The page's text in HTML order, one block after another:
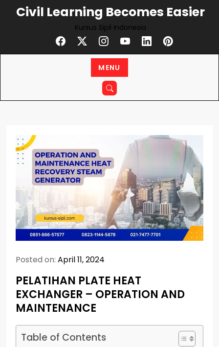
Civil Learning Becomes Easier
Kursus Sipil Indonesia
MENU
Posted on: April 11, 2024
PELATIHAN PLATE HEAT
EXCHANGER – OPERATION AND
MAINTENANCE
Table of Contents